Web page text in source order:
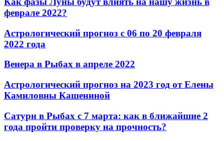
феврале 2022?
Астрологический прогноз с 06 по 20 февраля
2022 года
Венера в Рыбах в апреле 2022
Астрологический прогноз на 2023 год от Елены
Камиловны Кашениной
Сатурн в Рыбах с 7 марта: как в ближайшие 2
года пройти проверку на прочность?